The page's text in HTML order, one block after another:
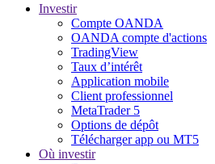
Investir
Compte OANDA
OANDA compte d'actions
TradingView
Taux d’intérêt
Application mobile
Client professionnel
MetaTrader 5
Options de dépôt
Télécharger app ou MT5
Où investir